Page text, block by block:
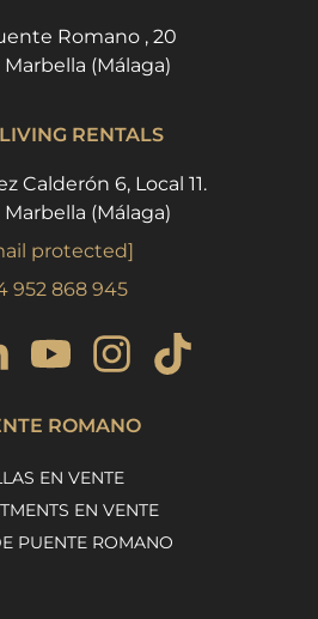
Romano , 20
(Málaga)
RENTALS
Calderón 6, Local 11.
(Málaga)
protected]
952 868 945
ROMANO
EN VENTE
EN VENTE
PUENTE ROMANO